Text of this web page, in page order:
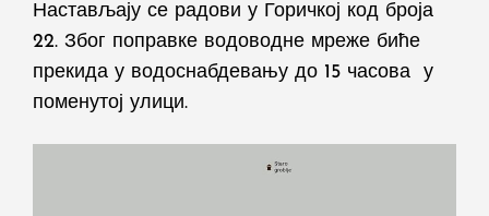
Настављају се радови у Горичкој код броја
22. Због поправке водоводне мреже биће
прекида у водоснабдевању до 15 часова у
поменутој улици.